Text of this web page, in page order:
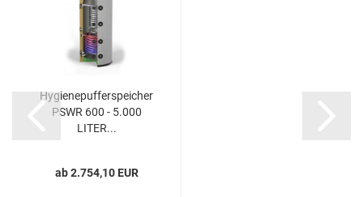
Hygienepufferspeicher
PSWR 600 - 5.000
LITER...
ab 2.754,10 EUR